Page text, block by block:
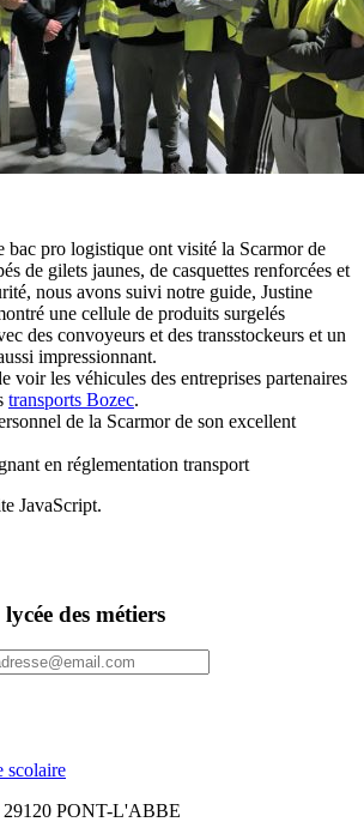
bac pro logistique ont visité la Scarmor de
de gilets jaunes, de casquettes renforcées et
nous avons suivi notre guide, Justine
une cellule de produits surgelés
des convoyeurs et des transstockeurs et un
impressionnant.
voir les véhicules des entreprises partenaires
transports Bozec.
de la Scarmor de son excellent
en réglementation transport
JavaScript.
des métiers
29120 PONT-L'ABBE